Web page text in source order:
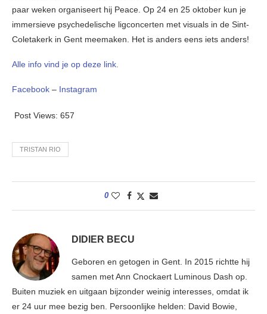
paar weken organiseert hij Peace. Op 24 en 25 oktober kun je
immersieve psychedelische ligconcerten met visuals in de Sint-
Coletakerk in Gent meemaken. Het is anders eens iets anders!
Alle info vind je op deze link.
Facebook – Instagram
Post Views: 657
TRISTAN RIO
0
DIDIER BECU
Geboren en getogen in Gent. In 2015 richtte hij
samen met Ann Cnockaert Luminous Dash op.
Buiten muziek en uitgaan bijzonder weinig interesses, omdat ik
er 24 uur mee bezig ben. Persoonlijke helden: David Bowie,